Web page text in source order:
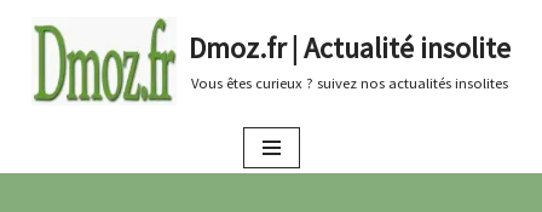
au
Dmoz.fr | Actualité insolite
Vous êtes curieux ? suivez nos actualités insolites